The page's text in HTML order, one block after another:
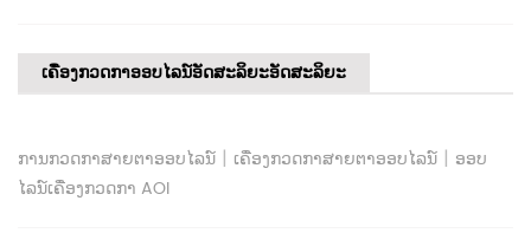
ເຄື່ອງກວດກາອອບໄລນ໌ອັດສະລິຍະອັດສະລິຍະ
ການກວດກາສາຍຕາອອບໄລນ໌ | ເຄື່ອງກວດກາສາຍຕາອອບໄລນ໌ | ອອບ
ໄລນ໌ເຄື່ອງກວດກາ AOI